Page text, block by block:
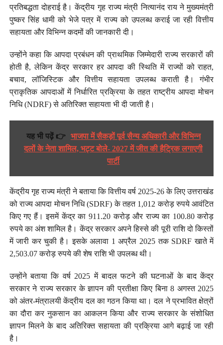
प्रतिबद्धता दोहराई है। केंद्रीय गृह राज्य मंत्री नित्यानंद राय ने मुख्यमंत्री
पुष्कर सिंह धामी को भेजे पत्र में राज्य को उपलब्ध कराई जा रही वित्तीय
सहायता और विभिन्न कदमों की जानकारी दी।
उन्होंने कहा कि आपदा प्रबंधन की प्राथमिक जिम्मेदारी राज्य सरकारों की
होती है, लेकिन केंद्र सरकार हर आपदा की स्थिति में राज्यों को राहत,
बचाव, लॉजिस्टिक और वित्तीय सहायता उपलब्ध कराती है। गंभीर
प्राकृतिक आपदाओं में निर्धारित प्रक्रिया के तहत राष्ट्रीय आपदा मोचन
निधि (NDRF) से अतिरिक्त सहायता भी दी जाती है।
यह भी पढ़ें 👉 भाजपा में सैकड़ों पूर्व सैन्य अधिकारी और विभिन्न
दलों के नेता शामिल, भट्ट बोले- 2027 में जीत की हैट्रिक लगाएगी
पार्टी
केंद्रीय गृह राज्य मंत्री ने बताया कि वित्तीय वर्ष 2025-26 के लिए उत्तराखंड
को राज्य आपदा मोचन निधि (SDRF) के तहत 1,012 करोड़ रुपये आवंटित
किए गए हैं। इसमें केंद्र का 911.20 करोड़ और राज्य का 100.80 करोड़
रुपये का अंश शामिल है। केंद्र सरकार अपने हिस्से की पूरी राशि दो किस्तों
में जारी कर चुकी है। इसके अलावा 1 अप्रैल 2025 तक SDRF खाते में
2,503.07 करोड़ रुपये की शेष राशि भी उपलब्ध थी।
उन्होंने बताया कि वर्ष 2025 में बादल फटने की घटनाओं के बाद केंद्र
सरकार ने राज्य सरकार के ज्ञापन की प्रतीक्षा किए बिना 8 अगस्त 2025
को अंतर-मंत्रालयी केंद्रीय दल का गठन किया था। दल ने प्रभावित क्षेत्रों
का दौरा कर नुकसान का आकलन किया और राज्य सरकार के संशोधित
ज्ञापन मिलने के बाद अतिरिक्त सहायता की प्रक्रिया आगे बढ़ाई जा रही
है।